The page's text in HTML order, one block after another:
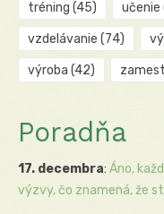
tréning (45) učenie
vzdelávanie (74)
výroba (42)
Poradňa
17. decembra: Áno,
výzvy, čo znamená, že